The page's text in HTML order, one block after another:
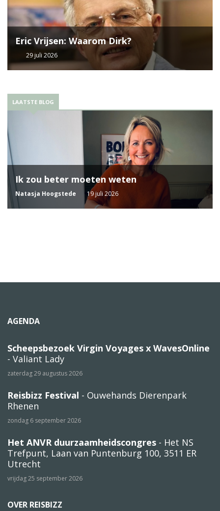
Eric Vrijsen: Waarom Dirk?
29 juli 2026
LAATSTE BLOG
Ik zou beter moeten weten
Natasja Hoogstede 19 juli 2026
AGENDA
Scheepsbezoek Virgin Voyages x WavesOnline
- Valiant Lady
zaterdag 29 augustus 2026
Reisbizz Festival - Ouwehands Dierenpark
Rhenen
zondag 6 september 2026
Het ANVR duurzaamheidscongres - Het NS
Trefpunt, Laan van Puntenburg 100, 3511 ER
Utrecht
vrijdag 25 september 2026
OVER REISBIZZ